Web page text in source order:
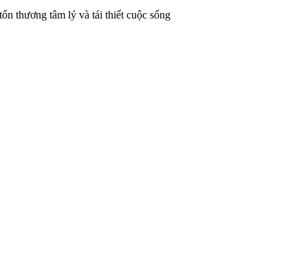
thương tâm lý và tái thiết cuộc sống